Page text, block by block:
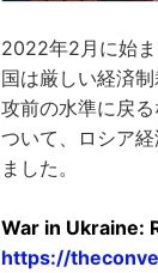
2022年2月に始
国は厳しい経済
攻前の水準に戻
ついて、ロシア
ました。
War in Ukraine:
https://